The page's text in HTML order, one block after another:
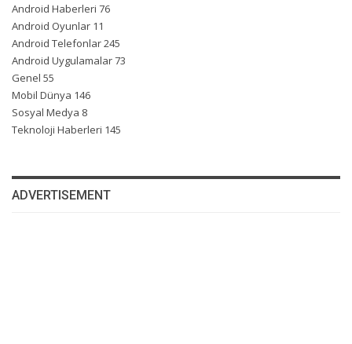
Android Haberleri 76
Android Oyunlar 11
Android Telefonlar245
Android Uygulamalar73
Genel 55
Mobil Dünya 146
Sosyal Medya 8
Teknoloji Haberleri 145
ADVERTISEMENT